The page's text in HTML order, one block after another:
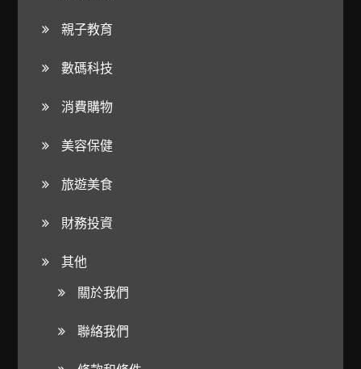
親子教育
數碼科技
消費購物
美容保健
旅遊美食
財務投資
其他
關於我們
聯絡我們